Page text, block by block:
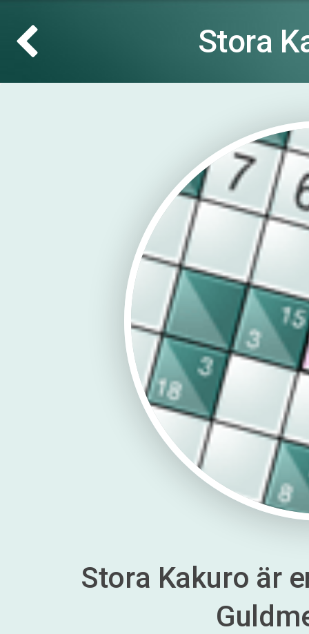
Stora
Stora Kakuro är